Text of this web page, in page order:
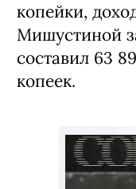
копейки,
Мишустиной
составил 63
копеек.